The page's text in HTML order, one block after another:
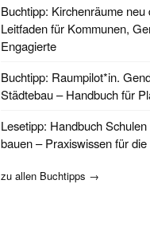
Buchtipp: Kirchenräume neu
Leitfaden für Kommunen,
Engagierte
Buchtipp: Raumpilot*in.
Städtebau – Handbuch für
Lesetipp: Handbuch
bauen – Praxiswissen für
zu allen Buchtipps →